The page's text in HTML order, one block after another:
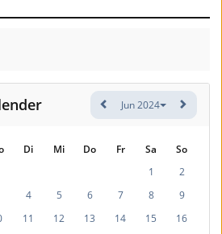
Jun 2024
Di Mi Do Fr Sa
So
1
2
4 5 6 7 8
9
11 12 13 14 15
16